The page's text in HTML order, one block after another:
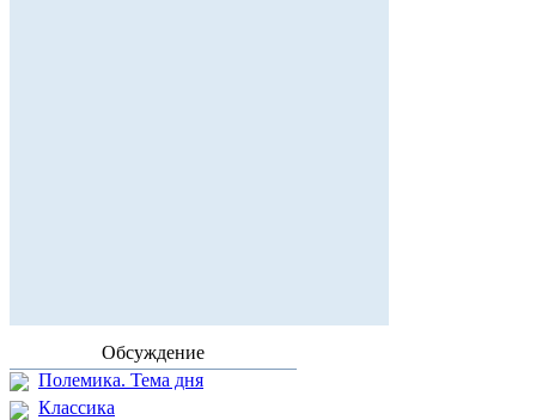
Обсуждение
Полемика. Тема дня
Классика